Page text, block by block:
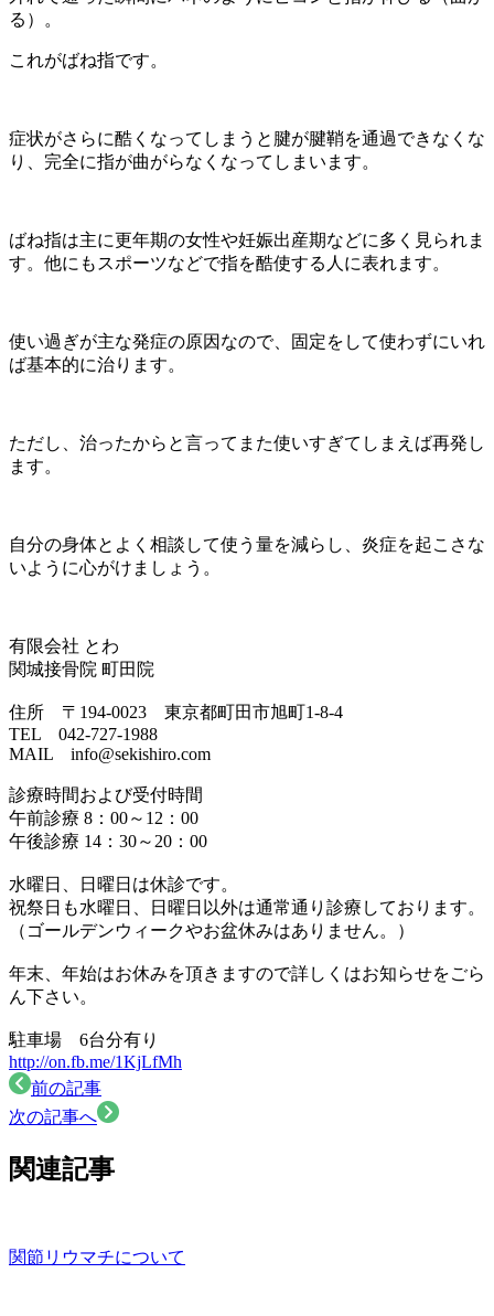
る）。
これがばね指です。
症状がさらに酷くなってしまうと腱が腱鞘を通過できなくな
り、完全に指が曲がらなくなってしまいます。
ばね指は主に更年期の女性や妊娠出産期などに多く見られま
す。他にもスポーツなどで指を酷使する人に表れます。
使い過ぎが主な発症の原因なので、固定をして使わずにいれ
ば基本的に治ります。
ただし、治ったからと言ってまた使いすぎてしまえば再発し
ます。
自分の身体とよく相談して使う量を減らし、炎症を起こさな
いように心がけましょう。
有限会社 とわ
関城接骨院 町田院
住所 〒194-0023 東京都町田市旭町1-8-4
TEL 042-727-1988
MAIL info@sekishiro.com
診療時間および受付時間
午前診療 8：00～12：00
午後診療 14：30～20：00
水曜日、日曜日は休診です。
祝祭日も水曜日、日曜日以外は通常通り診療しております。
（ゴールデンウィークやお盆休みはありません。）
年末、年始はお休みを頂きますので詳しくはお知らせをごら
ん下さい。
駐車場 6台分有り
http://on.fb.me/1KjLfMh
前の記事
次の記事へ
関連記事
関節リウマチについて